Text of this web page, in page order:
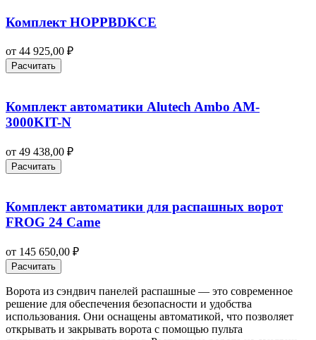
Комплект HOPPBDKCE
от 44 925,00 ₽
Расчитать
Комплект автоматики Alutech Ambo AM-
3000KIT-N
от 49 438,00 ₽
Расчитать
Комплект автоматики для распашных ворот
FROG 24 Came
от 145 650,00 ₽
Расчитать
Ворота из сэндвич панелей распашные — это современное
решение для обеспечения безопасности и удобства
использования. Они оснащены автоматикой, что позволяет
открывать и закрывать ворота с помощью пульта